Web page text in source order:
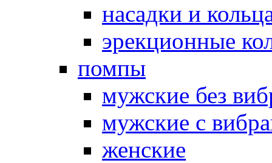
насадки и
эрекционные
помпы
мужские без
мужские с
женские